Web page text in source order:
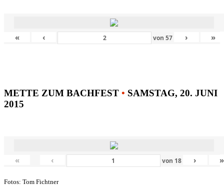
« ‹ von57 › »
METTE ZUM BACHFEST • SAMSTAG, 20. JUNI
2015
« ‹ von 18 › »
Fotos: Tom Fichtner